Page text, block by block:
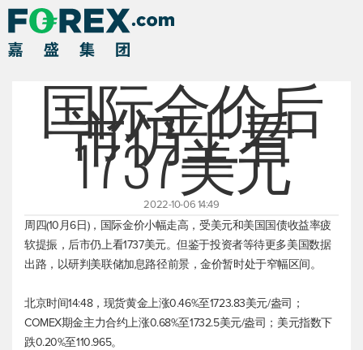
国际金价后
市仍上看
1737美元
2022-10-06 14:49
周四(10月6日)，国际金价小幅走高，受美元和美国国债收益率疲
软提振，后市仍上看1737美元。但鉴于投资者等待更多美国数据
出路，以研判美联储加息路径前景，金价暂时处于窄幅区间。
北京时间14:48， 现货黄金上涨0.46%至1723.83美元/盎司；
COMEX期金主力合约上涨0.68%至1732.5美元/盎司； 美元指数下
跌0.20%至110.965。